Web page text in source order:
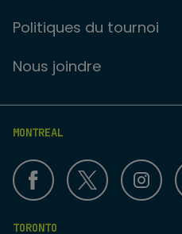
Politiques du tournoi
Nous joindre
MONTREAL
TORONTO